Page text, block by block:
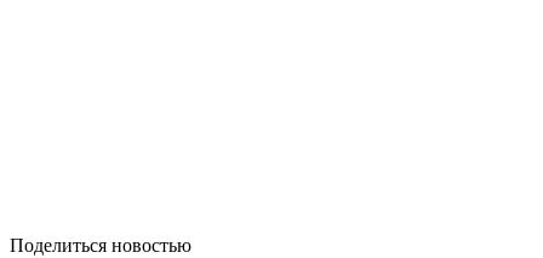
Поделиться новостью